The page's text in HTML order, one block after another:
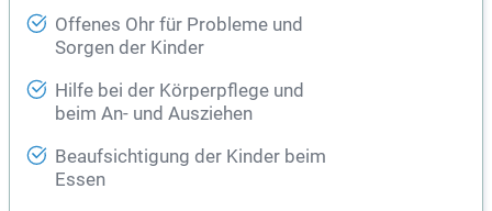
Offenes Ohr für Probleme und
Sorgen der Kinder
Hilfe bei der Körperpflege und
beim An- und Ausziehen
Beaufsichtigung der Kinder beim
Essen